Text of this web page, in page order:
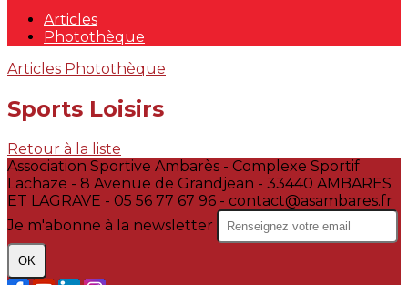
Articles
Photothèque
Articles Photothèque
Sports Loisirs
Retour à la liste
Association Sportive Ambarès - Complexe Sportif
Lachaze - 8 Avenue de Grandjean - 33440 AMBARES
ET LAGRAVE - 05 56 77 67 96 - contact@asambares.fr
Je m'abonne à la newsletter
OK